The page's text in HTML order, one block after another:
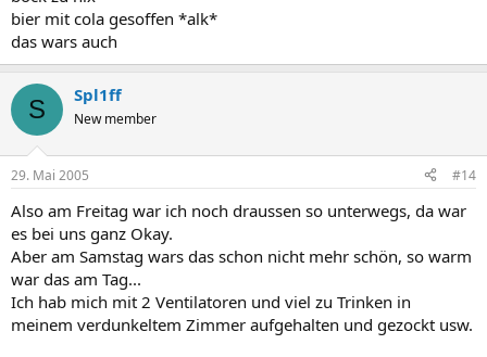
bier mit cola gesoffen *alk*
das wars auch
S Spl1ff
New member
29. Mai 2005 #14
Also am Freitag war ich noch draussen so unterwegs, da war
es bei uns ganz Okay.
Aber am Samstag wars das schon nicht mehr schön, so warm
war das am Tag...
Ich hab mich mit 2 Ventilatoren und viel zu Trinken in
meinem verdunkeltem Zimmer aufgehalten und gezockt usw.